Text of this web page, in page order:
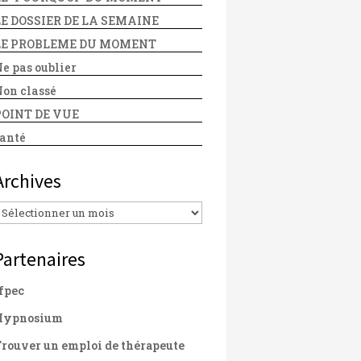
DOSSIER DE LA SEMAINE
PROBLEME DU MOMENT
pas oublier
classé
DE VUE
un emploi de thérapeute